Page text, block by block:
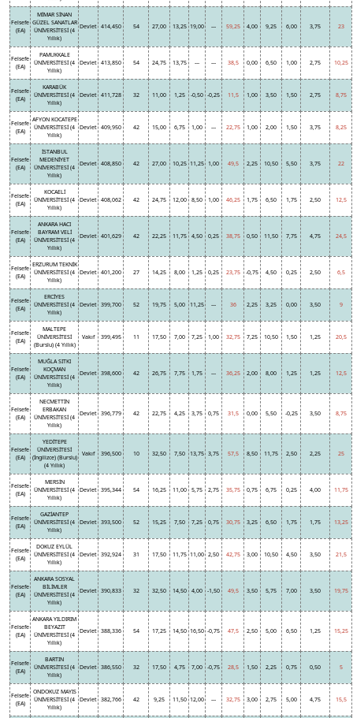
Felsefe
(EA)
MİMAR SİNAN
GÜZEL SANATLAR
ÜNİVERSİTESİ (4
Yıllık)
Devlet 414,450 54 27,00 13,25 19,00 --- 59,25 4,00 9,25 6,00 3,75 23
Felsefe
(EA)
PAMUKKALE
ÜNİVERSİTESİ (4
Yıllık)
Devlet 413,850 54 24,75 13,75 --- --- 38,5 0,00 6,50 1,00 2,75 10,25
Felsefe
(EA)
KARABÜK
ÜNİVERSİTESİ (4
Yıllık)
Devlet 411,728 32 11,00 1,25 -0,50 -0,25 11,5 1,00 3,50 1,50 2,75 8,75
Felsefe
(EA)
AFYON KOCATEPE
ÜNİVERSİTESİ (4
Yıllık)
Devlet 409,950 42 15,00 6,75 1,00 --- 22,75 1,00 2,00 1,50 3,75 8,25
Felsefe
(EA)
İSTANBUL
MEDENİYET
ÜNİVERSİTESİ (4
Yıllık)
Devlet 408,850 42 27,00 10,25 11,25 1,00 49,5 2,25 10,50 5,50 3,75 22
Felsefe
(EA)
KOCAELİ
ÜNİVERSİTESİ (4
Yıllık)
Devlet 408,062 42 24,75 12,00 8,50 1,00 46,25 1,75 6,50 1,75 2,50 12,5
Felsefe
(EA)
ANKARA HACI
BAYRAM VELİ
ÜNİVERSİTESİ (4
Yıllık)
Devlet 401,629 42 22,25 11,75 4,50 0,25 38,75 0,50 11,50 7,75 4,75 24,5
Felsefe
(EA)
ERZURUM TEKNİK
ÜNİVERSİTESİ (4
Yıllık)
Devlet 401,200 27 14,25 8,00 1,25 0,25 23,75 -0,75 4,50 0,25 2,50 6,5
Felsefe
(EA)
ERCİYES
ÜNİVERSİTESİ (4
Yıllık)
Devlet 399,700 52 19,75 5,00 11,25 --- 36 2,25 3,25 0,00 3,50 9
Felsefe
(EA)
MALTEPE
ÜNİVERSİTESİ
(Burslu) (4 Yıllık)
Vakıf 399,495 11 17,50 7,00 7,25 1,00 32,75 7,25 10,50 1,50 1,25 20,5
Felsefe
(EA)
MUĞLA SITKI
KOÇMAN
ÜNİVERSİTESİ (4
Yıllık)
Devlet 398,600 42 26,75 7,75 1,75 --- 36,25 2,00 8,00 1,25 1,25 12,5
Felsefe
(EA)
NECMETTİN
ERBAKAN
ÜNİVERSİTESİ (4
Yıllık)
Devlet 396,779 42 22,75 4,25 3,75 0,75 31,5 0,00 5,50 -0,25 3,50 8,75
Felsefe
(EA)
YEDİTEPE
ÜNİVERSİTESİ
(İngilizce) (Burslu)
(4 Yıllık)
Vakıf 396,500 10 32,50 7,50 13,75 3,75 57,5 8,50 11,75 2,50 2,25 25
Felsefe
(EA)
MERSİN
ÜNİVERSİTESİ (4
Yıllık)
Devlet 395,344 54 16,25 11,00 5,75 2,75 35,75 0,75 6,75 0,25 4,00 11,75
Felsefe
(EA)
GAZİANTEP
ÜNİVERSİTESİ (4
Yıllık)
Devlet 393,500 52 15,25 7,50 7,25 0,75 30,75 3,25 6,50 1,75 1,75 13,25
Felsefe
(EA)
DOKUZ EYLÜL
ÜNİVERSİTESİ (4
Yıllık)
Devlet 392,924 31 17,50 11,75 11,00 2,50 42,75 3,00 10,50 4,50 3,50 21,5
Felsefe
(EA)
ANKARA SOSYAL
BİLİMLER
ÜNİVERSİTESİ (4
Yıllık)
Devlet 390,833 32 32,50 14,50 4,00 -1,50 49,5 3,50 5,75 7,00 3,50 19,75
Felsefe
(EA)
ANKARA YILDIRIM
BEYAZIT
ÜNİVERSİTESİ (4
Yıllık)
Devlet 388,336 54 17,25 14,50 16,50 -0,75 47,5 2,50 5,00 6,50 1,25 15,25
Felsefe
(EA)
BARTIN
ÜNİVERSİTESİ (4
Yıllık)
Devlet 386,550 32 17,50 4,75 7,00 -0,75 28,5 1,50 2,25 0,75 0,50 5
Felsefe
(EA)
ONDOKUZ MAYIS
ÜNİVERSİTESİ (4
Yıllık)
Devlet 382,766 42 9,25 11,50 12,00 --- 32,75 3,00 2,75 5,00 4,75 15,5